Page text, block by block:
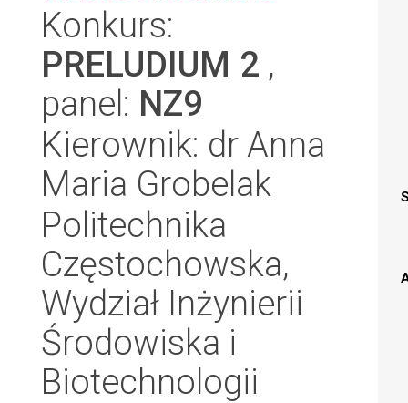
Konkurs:
PRELUDIUM 2 ,
panel: NZ9
Kierownik: dr Anna
Maria Grobelak
Politechnika
Częstochowska,
Wydział Inżynierii
Środowiska i
Biotechnologii